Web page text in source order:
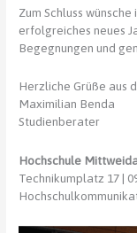
Zum Schluss
erfolgreiches neues
Begegnungen und
Herzliche Grüße aus
Maximilian Benda
Studienberater
Hochschule
Technikumplatz 17 |